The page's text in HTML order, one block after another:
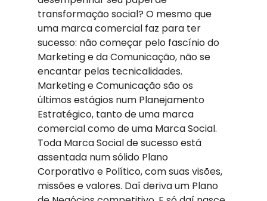
transformação social? O mesmo que
uma marca comercial faz para ter
sucesso: não começar pelo fascínio do
Marketing e da Comunicação, não se
encantar pelas tecnicalidades.
Marketing e Comunicação são os
últimos estágios num Planejamento
Estratégico, tanto de uma marca
comercial como de uma Marca Social.
Toda Marca Social de sucesso está
assentada num sólido Plano
Corporativo e Político, com suas visões,
missões e valores. Daí deriva um Plano